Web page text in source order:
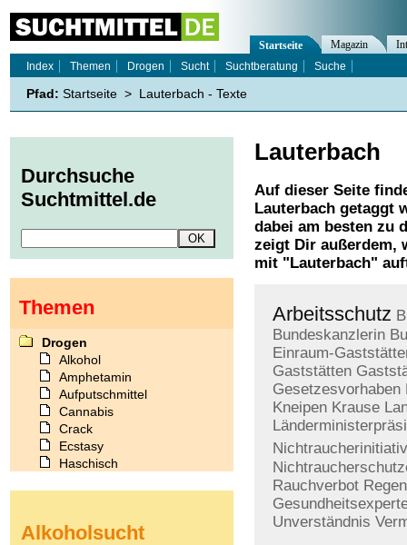
Lauterbach
Auf dieser Seite
Lauterbach getaggt
dabei am besten zu
zeigt Dir außerdem,
mit " Lauterbach"
Arbeitsschutz
Bundeskanzlerin
Einraum-
Gaststätten
Gesetzesvorhaben
Kneipen Krause
Rauchverbot
Unverständnis
Startseite Magazin
Index
Themen Drogen Sucht Suchtberatung Suche
Pfad: Startseite > Lauterbach - Texte
Durchsuche
Suchtmittel.de
Themen
Drogen
Alkohol
Amphetamin
Aufputschmittel
Cannabis
Crack
Ecstasy
Haschisch
Kokain
Alkoholsucht